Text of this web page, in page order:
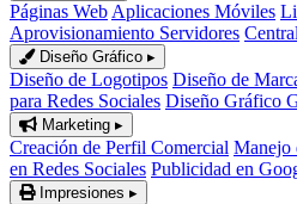
Páginas Web Aplicaciones Móviles
Aprovisionamiento Servidores
Diseño Gráfico ▸
Diseño de Logotipos Diseño de
para Redes Sociales Diseño Gráfico
Marketing ▸
Creación de Perfil Comercial Manejo
en Redes Sociales Publicidad en
Impresiones ▸